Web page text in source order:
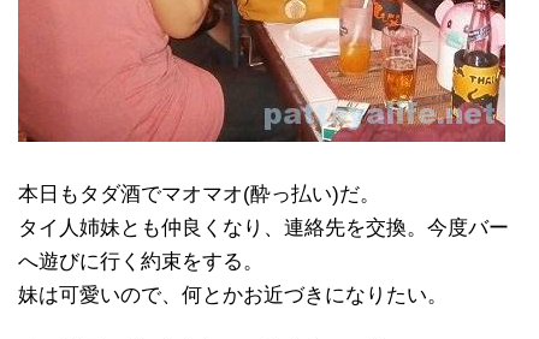
本日もタダ酒でマオマオ(酔っ払い)だ。
タイ人姉妹とも仲良くなり、連絡先を交換。今度バー
へ遊びに行く約束をする。
妹は可愛いので、何とかお近づきになりたい。